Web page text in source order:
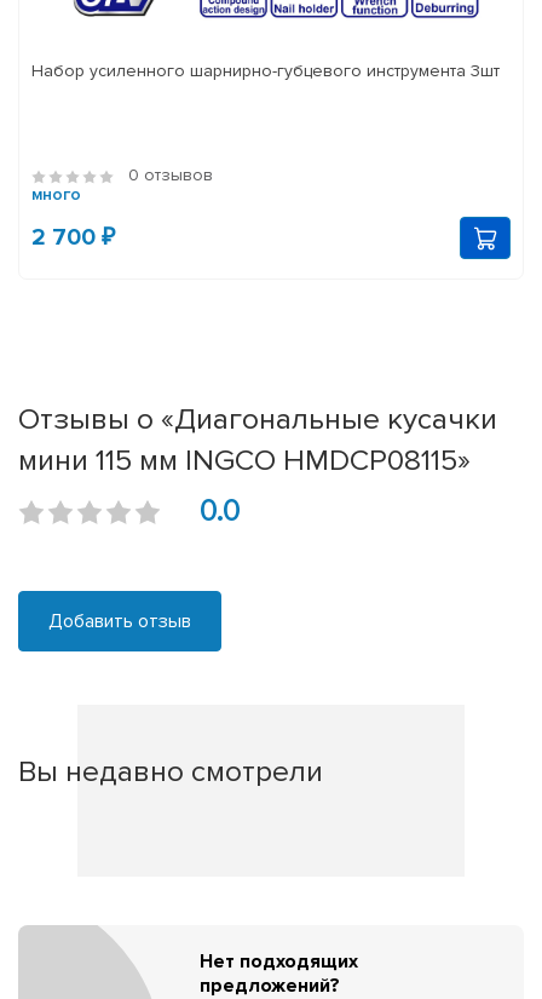
Набор усиленного шарнирно-губцевого инструмента 3шт
0 отзывов
много
2 700 ₽
Отзывы о «Диагональные кусачки
мини 115 мм INGCO HMDCP08115»
0.0
Добавить отзыв
Вы недавно смотрели
Нет подходящих
предложений?